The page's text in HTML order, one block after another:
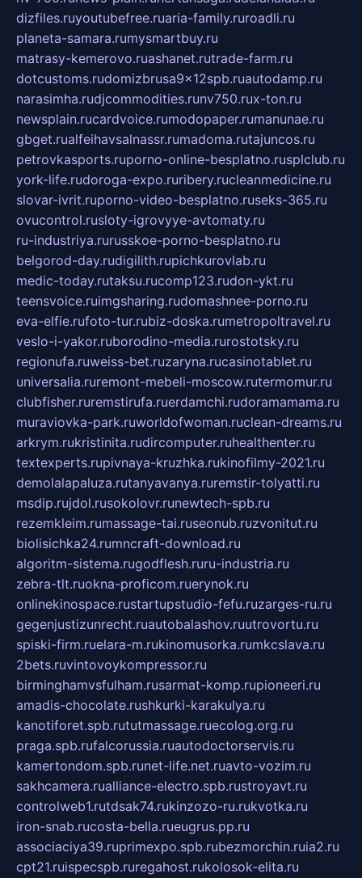
dizfiles.ruyoutubefree.ruaria-family.ruroadli.ru
planeta-samara.rumysmartbuy.ru
matrasy-kemerovo.ruashanet.rutrade-farm.ru
dotcustoms.rudomizbrusa9x12spb.ruautodamp.ru
narasimha.rudjcommodities.runv750.rux-ton.ru
newsplain.rucardvoice.rumodopaper.rumanunae.ru
gbget.rualfeihavsalnassr.rumadoma.rutajuncos.ru
petrovkasports.ruporno-online-besplatno.rusplclub.ru
york-life.rudoroga-expo.ruribery.rucleanmedicine.ru
slovar-ivrit.ruporno-video-besplatno.ruseks-365.ru
ovucontrol.rusloty-igrovyye-avtomaty.ru
ru-industriya.rurusskoe-porno-besplatno.ru
belgorod-day.rudigilith.rupichkurovlab.ru
medic-today.rutaksu.rucomp123.rudon-ykt.ru
teensvoice.ruimgsharing.rudomashnee-porno.ru
eva-elfie.rufoto-tur.rubiz-doska.rumetropoltravel.ru
veslo-i-yakor.ruborodino-media.rurostotsky.ru
regionufa.ruweiss-bet.ruzaryna.rucasinotablet.ru
universalia.ruremont-mebeli-moscow.rutermomur.ru
clubfisher.ruremstirufa.ruerdamchi.rudoramamama.ru
muraviovka-park.ruworldofwoman.ruclean-dreams.ru
arkrym.rukristinita.rudircomputer.ruhealthenter.ru
textexperts.rupivnaya-kruzhka.rukinofilmy-2021.ru
demolalapaluza.rutanyavanya.ruremstir-tolyatti.ru
msdip.rujdol.rusokolovr.runewtech-spb.ru
rezemkleim.rumassage-tai.ruseonub.ruzvonitut.ru
biolisichka24.rumncraft-download.ru
algoritm-sistema.rugodflesh.ruru-industria.ru
zebra-tlt.ruokna-proficom.ruerynok.ru
onlinekinospace.rustartupstudio-fefu.ruzarges-ru.ru
gegenjustizunrecht.ruautobalashov.ruutrovortu.ru
spiski-firm.ruelara-m.rukinomusorka.rumkcslava.ru
2bets.ruvintovoykompressor.ru
birminghamvsfulham.rusarmat-komp.rupioneeri.ru
amadis-chocolate.rushkurki-karakulya.ru
kanotiforet.spb.rututmassage.ruecolog.org.ru
praga.spb.rufalcorussia.ruautodoctorservis.ru
kamertondom.spb.runet-life.net.ruavto-vozim.ru
sakhcamera.rualliance-electro.spb.rustroyavt.ru
controlweb1.rutdsak74.rukinzozo-ru.rukvotka.ru
iron-snab.rucosta-bella.rueugrus.pp.ru
associaciya39.ruprimexpo.spb.rubezmorchin.ruia2.ru
cpt21.ruispecspb.ruregahost.rukolosok-elita.ru